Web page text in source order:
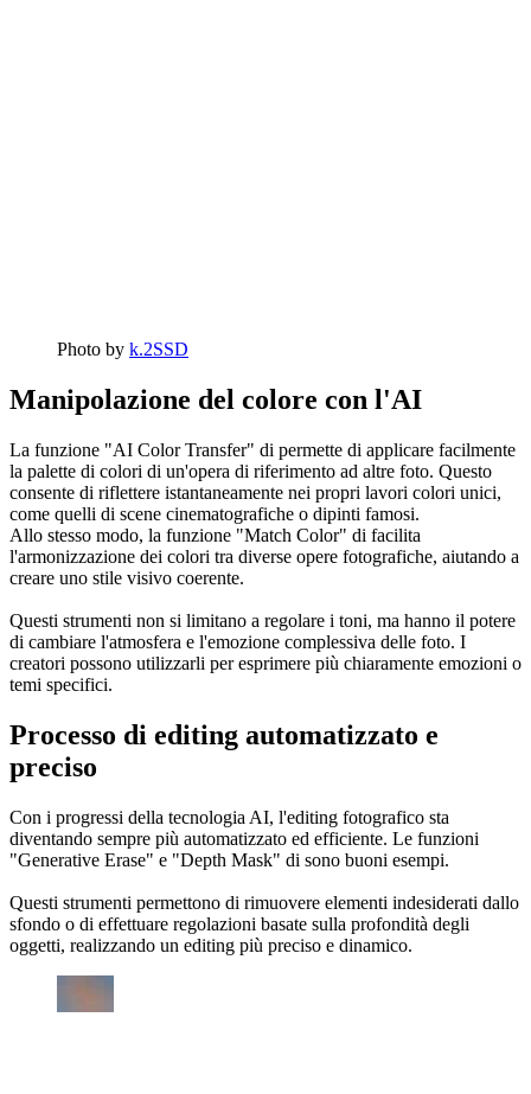
Photo by k.2SSD
Manipolazione del colore con l'AI
La funzione "AI Color Transfer" di permette di applicare facilmente
la palette di colori di un'opera di riferimento ad altre foto. Questo
consente di riflettere istantaneamente nei propri lavori colori unici,
come quelli di scene cinematografiche o dipinti famosi.
Allo stesso modo, la funzione "Match Color" di facilita
l'armonizzazione dei colori tra diverse opere fotografiche, aiutando a
creare uno stile visivo coerente.
Questi strumenti non si limitano a regolare i toni, ma hanno il potere
di cambiare l'atmosfera e l'emozione complessiva delle foto. I
creatori possono utilizzarli per esprimere più chiaramente emozioni o
temi specifici.
Processo di editing automatizzato e
preciso
Con i progressi della tecnologia AI, l'editing fotografico sta
diventando sempre più automatizzato ed efficiente. Le funzioni
"Generative Erase" e "Depth Mask" di sono buoni esempi.
Questi strumenti permettono di rimuovere elementi indesiderati dallo
sfondo o di effettuare regolazioni basate sulla profondità degli
oggetti, realizzando un editing più preciso e dinamico.